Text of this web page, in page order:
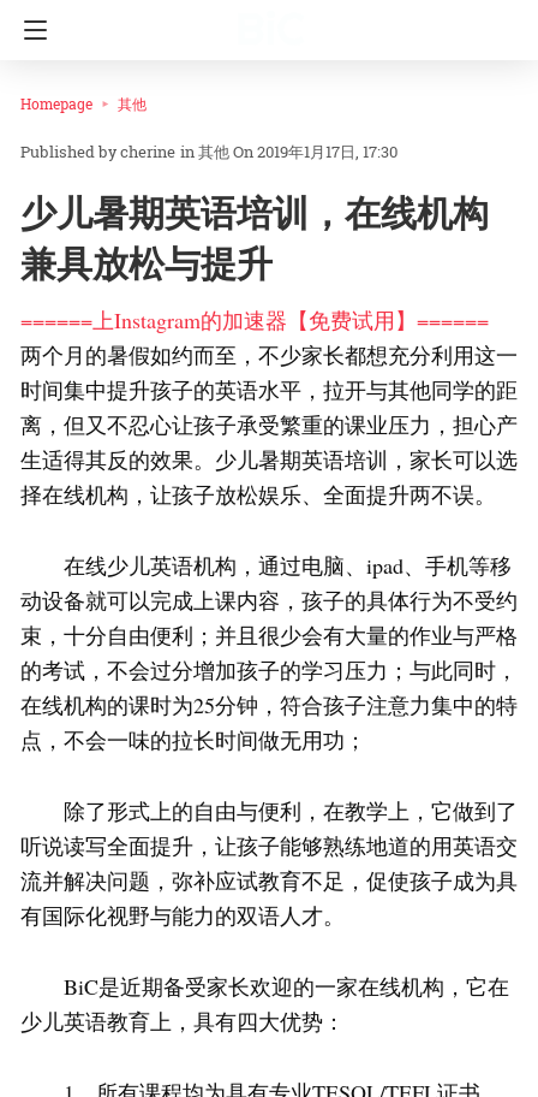
Homepage 其他
cherine in其他On 2019年1月17日, 17:30
少儿暑期英语培训，在线机构
兼具放松与提升
======上Instagram的加速器【免费试用】======
两个月的暑假如约而至，不少家长都想充分利用这一
时间集中提升孩子的英语水平，拉开与其他同学的距
离，但又不忍心让孩子承受繁重的课业压力，担心产
生适得其反的效果。少儿暑期英语培训，家长可以选
择在线机构，让孩子放松娱乐、全面提升两不误。
在线少儿英语机构，通过电脑、ipad、手机等移
动设备就可以完成上课内容，孩子的具体行为不受约
束，十分自由便利；并且很少会有大量的作业与严格
的考试，不会过分增加孩子的学习压力；与此同时，
在线机构的课时为25分钟，符合孩子注意力集中的特
点，不会一味的拉长时间做无用功；
除了形式上的自由与便利，在教学上，它做到了
听说读写全面提升，让孩子能够熟练地道的用英语交
流并解决问题，弥补应试教育不足，促使孩子成为具
有国际化视野与能力的双语人才。
BiC是近期备受家长欢迎的一家在线机构，它在
少儿英语教育上，具有四大优势：